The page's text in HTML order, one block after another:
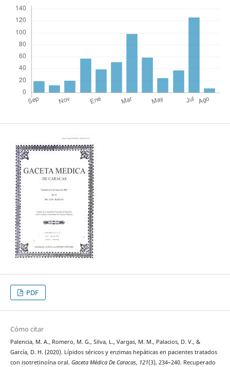
PDF
Cómo citar
Palencia, M. A., Romero, M. G., Silva, L., Vargas, M. M., Palacios, D. V., &
García, D. H. (2020). Lípidos séricos y enzimas hepáticas en pacientes tratados
con isotretinoína oral. Gaceta Médica De Caracas, 121(3), 234–240. Recuperado